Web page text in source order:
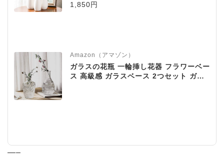
ゼント ギフト【水滴】高さ23cm
1,850円
Amazon（アマゾン）
ガラスの花瓶 一輪挿し花器 フラワーベー
ス 高級感 ガラスベース 2つセット ガラ
—–